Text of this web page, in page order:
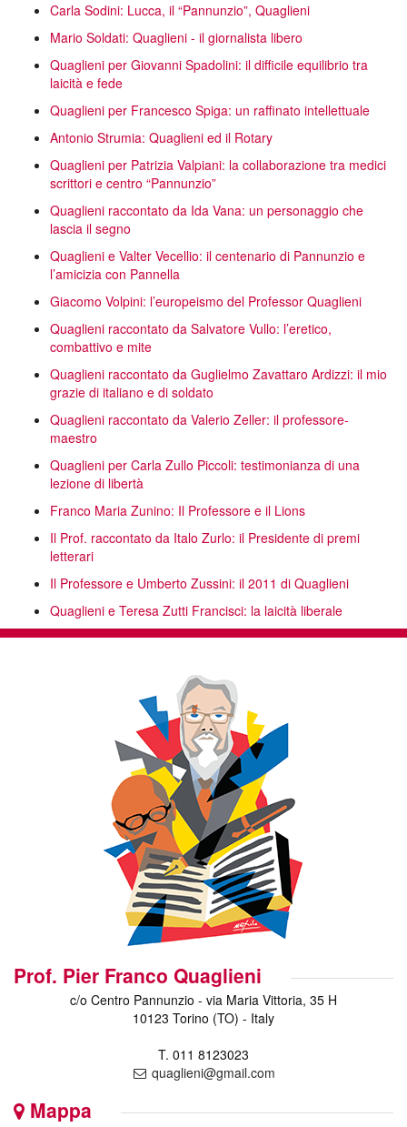
Carla Sodini: Lucca, il “Pannunzio”, Quaglieni
Mario Soldati: Quaglieni - il giornalista libero
Quaglieni per Giovanni Spadolini: il difficile equilibrio tra
laicità e fede
Quaglieni per Francesco Spiga: un raffinato intellettuale
Antonio Strumia: Quaglieni ed il Rotary
Quaglieni per Patrizia Valpiani: la collaborazione tra medici
scrittori e centro “Pannunzio”
Quaglieni raccontato da Ida Vana: un personaggio che
lascia il segno
Quaglieni e Valter Vecellio: il centenario di Pannunzio e
l’amicizia con Pannella
Giacomo Volpini: l’europeismo del Professor Quaglieni
Quaglieni raccontato da Salvatore Vullo: l’eretico,
combattivo e mite
Quaglieni raccontato da Guglielmo Zavattaro Ardizzi: il mio
grazie di italiano e di soldato
Quaglieni raccontato da Valerio Zeller: il professore-
maestro
Quaglieni per Carla Zullo Piccoli: testimonianza di una
lezione di libertà
Franco Maria Zunino: Il Professore e il Lions
Il Prof. raccontato da Italo Zurlo: il Presidente di premi
letterari
Il Professore e Umberto Zussini: il 2011 di Quaglieni
Quaglieni e Teresa Zutti Francisci: la laicità liberale
Prof. Pier Franco Quaglieni
c/o Centro Pannunzio - via Maria Vittoria, 35 H
10123 Torino (TO) - Italy
T. 011 8123023
quaglieni@gmail.com
Mappa